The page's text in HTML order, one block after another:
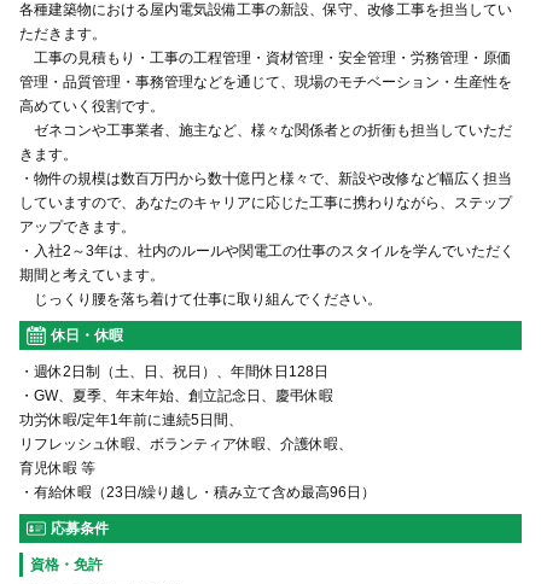
各種建築物における屋内電気設備工事の新設、保守、改修工事を担当してい
ただきます。
工事の見積もり・工事の工程管理・資材管理・安全管理・労務管理・原価
管理・品質管理・事務管理などを通じて、現場のモチベーション・生産性を
高めていく役割です。
ゼネコンや工事業者、施主など、様々な関係者との折衝も担当していただ
きます。
・物件の規模は数百万円から数十億円と様々で、新設や改修など幅広く担当
していますので、あなたのキャリアに応じた工事に携わりながら、ステップ
アップできます。
・入社2～3年は、社内のルールや関電工の仕事のスタイルを学んでいただく
期間と考えています。
じっくり腰を落ち着けて仕事に取り組んでください。
休日・休暇
・週休2日制（土、日、祝日）、年間休日128日
・GW、夏季、年末年始、創立記念日、慶弔休暇
功労休暇/定年1年前に連続5日間、
リフレッシュ休暇、ボランティア休暇、介護休暇、
育児休暇 等
・有給休暇（23日/繰り越し・積み立て含め最高96日）
応募条件
資格・免許